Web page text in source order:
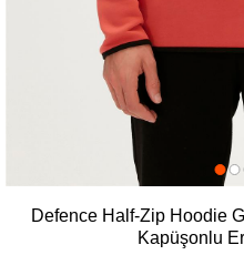
Defence Half-Zip Hoodie
Kapüşonlu